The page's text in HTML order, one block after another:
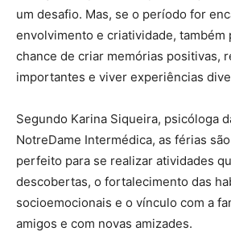
um desafio. Mas, se o período for
envolvimento e criatividade, também
chance de criar memórias positivas,
importantes e viver experiências
Segundo Karina Siqueira, psicóloga
NotreDame Intermédica, as férias
perfeito para se realizar atividades
descobertas, o fortalecimento das
socioemocionais e o vínculo com a
amigos e com novas amizades.